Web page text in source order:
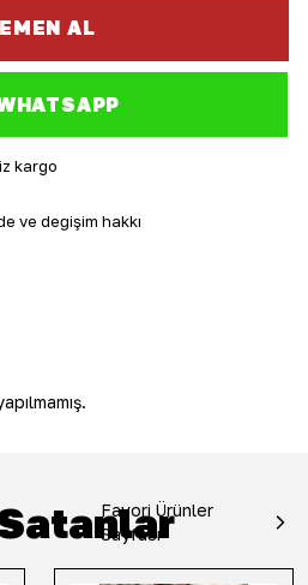
AL
kargo
ve değişim hakkı
Favori Ürünler
Sayfası